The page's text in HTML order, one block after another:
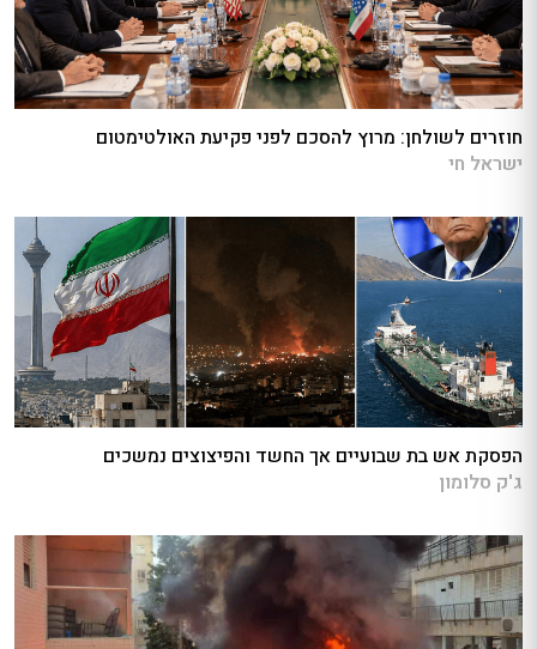
חוזרים לשולחן: מרוץ להסכם לפני פקיעת האולטימטום
ישראל חי
הפסקת אש בת שבועיים אך החשד והפיצוצים נמשכים
ג'ק סלומון